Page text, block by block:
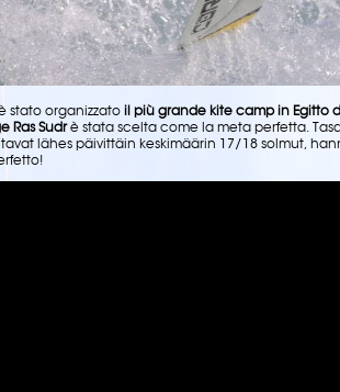
stato organizzato il più grande kite camp in Egitto
Ras Sudr è stata scelta come la meta perfetta.
lähes päivittäin keskimäärin 17/18 solmut,
!